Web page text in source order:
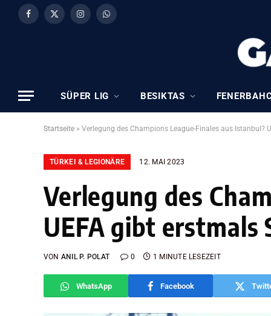
Facebook
X
InstagramWhatsApp
SÜPER LIG BESIKTAS
Startseite » Verlegung des Champions League-Finales aus Istanbul?
TÜRKEI & LEGIONÄRE 12. MAI 2023
Verlegung des
UEFA gibt erstmals
VON ANIL P. POLAT 0 1 MINUTE LESEZEIT
WhatsApp Facebook